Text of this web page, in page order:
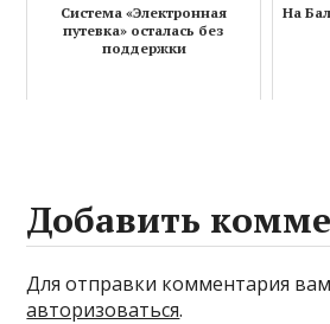
Система «Электронная
путевка» осталась без
поддержки
На
Добавить
Для отправки комментария
авторизоваться.